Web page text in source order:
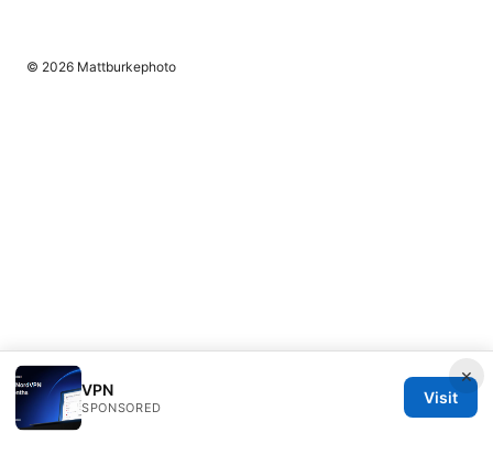
×
VPN
SPONSORED
Visit
© 2026 Mattburkephoto